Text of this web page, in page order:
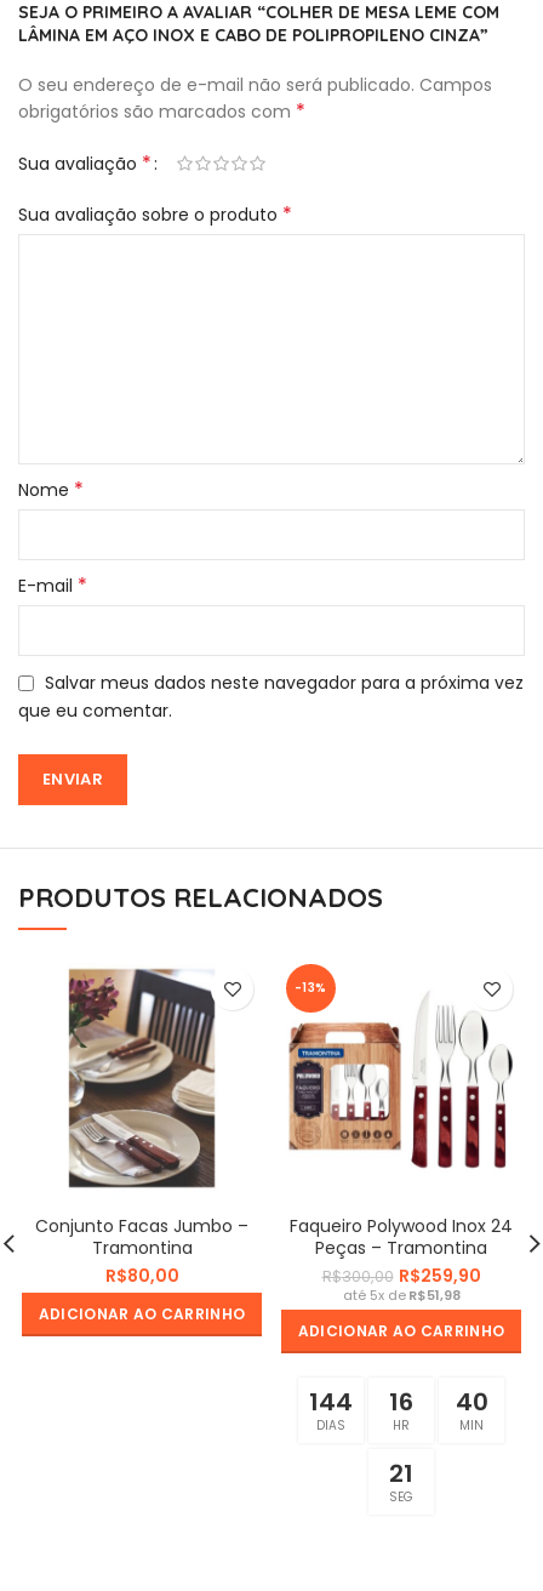
SEJA O PRIMEIRO A AVALIAR “COLHER DE MESA LEME COM
LÂMINA EM AÇO INOX E CABO DE POLIPROPILENO CINZA”
O seu endereço de e-mail não será publicado. Campos
obrigatórios são marcados com *
Sua avaliação *
Sua avaliação sobre o produto *
Nome *
E-mail *
Salvar meus dados neste navegador para a próxima vez
que eu comentar.
PRODUTOS RELACIONADOS
Conjunto Facas Jumbo –
Tramontina
R$
ADICIONAR AO CARRINHO
-13%
Faqueiro Polywood Inox 24
Peças – Tramontina
R$300,00 R$259,90
R$
ADICIONAR AO CARRINHO
144
DIAS
16
HR
40
MIN
20
SEG